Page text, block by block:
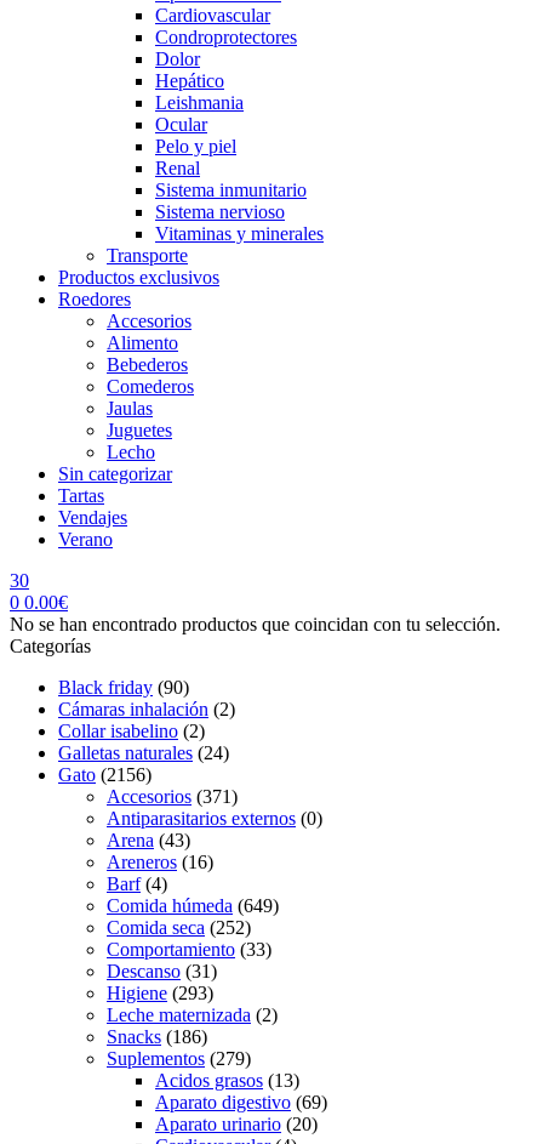
Cardiovascular
Condroprotectores
Dolor
Hepático
Leishmania
Ocular
Pelo y piel
Renal
Sistema inmunitario
Sistema nervioso
Vitaminas y minerales
Transporte
Productos exclusivos
Roedores
Accesorios
Alimento
Bebederos
Comederos
Jaulas
Juguetes
Lecho
Sin categorizar
Tartas
Vendajes
Verano
30
0 0.00€
Menu
No se han encontrado productos que coincidan con tu selección.
Categorías
Black friday (90)
Cámaras inhalación (2)
Collar isabelino (2)
Galletas naturales (24)
Gato (2156)
Accesorios (371)
Antiparasitarios externos (0)
Arena (43)
Areneros (16)
Barf (4)
Comida húmeda (649)
Comida seca (252)
Comportamiento (33)
Descanso (31)
Higiene (293)
Leche maternizada (2)
Snacks (186)
Suplementos (279)
Acidos grasos (13)
Aparato digestivo (69)
Aparato urinario (20)